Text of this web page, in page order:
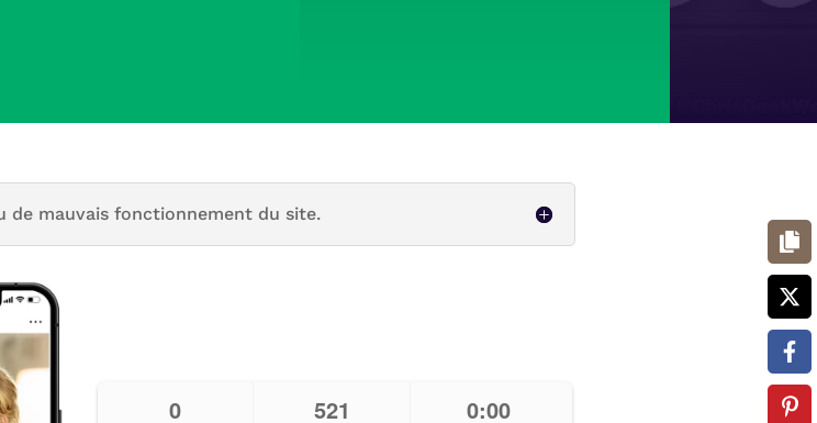
de mauvais fonctionnement du site.